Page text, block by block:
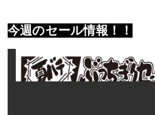
今週のセール情報！！